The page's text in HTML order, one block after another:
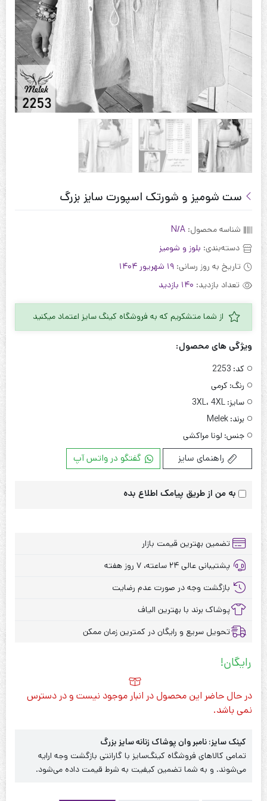
ست شومیز و شورتک اسپورت سایز بزرگ
شناسه محصول: N/A
دسته‌بندی: بلوز و شومیز
تاریخ به روز رسانی: 19 شهریور 1404
تعداد بازدید: 140 بازدید
از شما متشکریم که به فروشگاه کینگ سایز اعتماد میکنید
ویژگی های محصول:
کد: 2253
رنگ: کرمی
سایز: 3XL، 4XL
برند: Melek
جنس: لونا مراکشی
راهنمای سایز گفتگو در واتس آپ
به من از طریق پیامک اطلاع بده
تضمین بهترین قیمت بازار
پشتیبانی عالی ۲۴ ساعته، ۷ روز هفته
بازگشت وجه در صورت عدم رضایت
پوشاک برند با بهترین الیاف
تحویل سریع و رایگان در کمترین زمان ممکن
رایگان!
در حال حاضر این محصول در انبار موجود نیست و در دسترس
نمی باشد.
کینک سایز: نامبر وان پوشاک زنانه سایز بزرگ
تمامی کالاهای فروشگاه کینگ‌سایز با گارانتی بازگشت وجه ارایه
می‌شوند. و به شما تضمین کیفیت به شرط قیمت داده می‌شود.